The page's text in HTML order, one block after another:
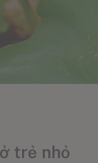
trẻ nhỏ